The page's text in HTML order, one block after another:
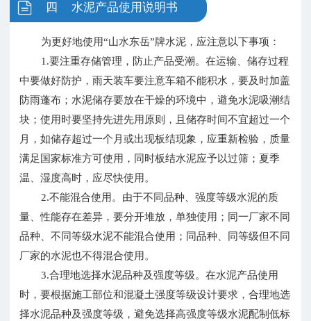
四 水泥产品使用说明书
为更好地使用“山水东岳”牌水泥，应注意以下事项：
1.要注重存储管理，防止产品受潮。在运输、储存过程
中要做好防护，雨天装车要注意车箱不能积水，要及时加盖
防雨蓬布；水泥储存要放在干燥的环境中，避免水泥吸潮结
块；使用时要坚持先进先用原则，且储存时间不宜超过一个
月，如储存超过一个月或出现板结现象，应重新检验，质量
满足国家标准方可使用，同时板结水泥应予以过筛；夏季
温、湿度高时，应尽快使用。
2.不能混合使用。由于不同品种、强度等级水泥的质
量、性能存在差异，要分开堆放，单独使用；同一厂家不同
品种、不同等级水泥不能混合使用；同品种、同等级但不同
厂家的水泥也不得混合使用。
3.合理地选择水泥品种及强度等级。在水泥产品使用
时，要根据施工部位和混凝土强度等级设计要求，合理地选
择水泥品种及强度等级，避免选择高强度等级水泥配制低标